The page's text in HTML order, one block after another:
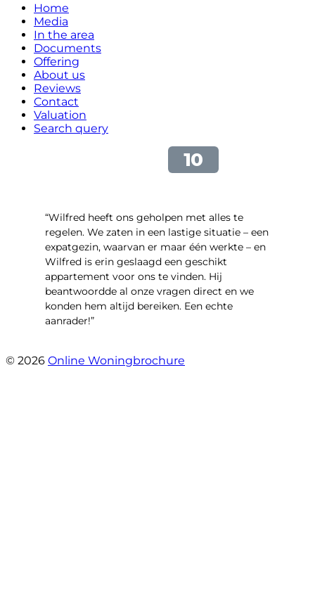
Home
Media
In the area
Documents
Offering
About us
Reviews
Contact
Valuation
Search query
“Wilfred heeft ons geholpen met alles te
regelen. We zaten in een lastige situatie – een
expatgezin, waarvan er maar één werkte – en
Wilfred is erin geslaagd een geschikt
appartement voor ons te vinden. Hij
beantwoordde al onze vragen direct en we
konden hem altijd bereiken. Een echte
aanrader!”
© 2026 Online Woningbrochure